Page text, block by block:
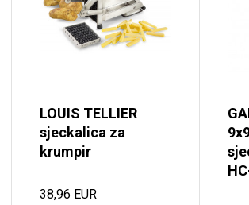
LOUIS TELLIER
sjeckalica za
krumpir
38,96 EUR